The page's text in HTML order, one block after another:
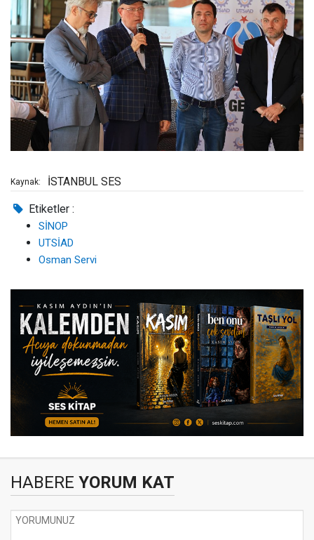
Kaynak: İSTANBUL SES
Etiketler :
SİNOP
UTSİAD
Osman Servi
HABERE YORUM KAT